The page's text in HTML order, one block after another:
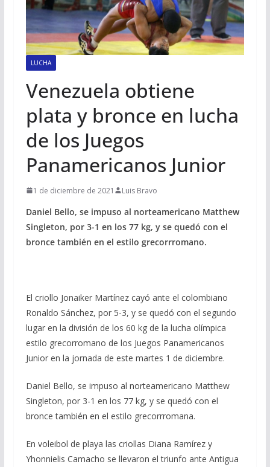
LUCHA
Venezuela obtiene
plata y bronce en lucha
de los Juegos
Panamericanos Junior
1 de diciembre de 2021 Luis Bravo
Daniel Bello, se impuso al norteamericano Matthew
Singleton, por 3-1 en los 77 kg, y se quedó con el
bronce también en el estilo grecorrromano.
El criollo Jonaiker Martínez cayó ante el colombiano
Ronaldo Sánchez, por 5-3, y se quedó con el segundo
lugar en la división de los 60 kg de la lucha olímpica
estilo grecorromano de los Juegos Panamericanos
Junior en la jornada de este martes 1 de diciembre.
Daniel Bello, se impuso al norteamericano Matthew
Singleton, por 3-1 en los 77 kg, y se quedó con el
bronce también en el estilo grecorrromana.
En voleibol de playa las criollas Diana Ramírez y
Yhonnielis Camacho se llevaron el triunfo ante Antigua